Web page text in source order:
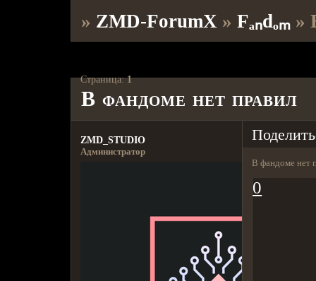
» ZMD-ForumX »Fₐₙdₒₘ »
В фандоме нет правил
Страница:1
ZMD_STUDIO
Администратор
В фандоме нет
0